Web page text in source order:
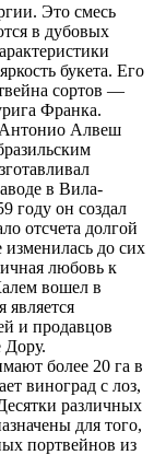
Это смесь
в дубовых
букета. Его
сортов —
Франка.
Антонио Алвеш
в Вила-
году он создал
отсчета долгой
до сих
любовь к
вошел в
является
и продавцов
Дору.
более 20 га в
виноград с лоз,
различных
для того,
портвейнов из